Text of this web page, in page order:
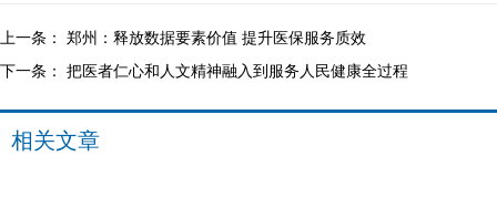
上一条： 郑州：释放数据要素价值 提升医保服务质效
下一条： 把医者仁心和人文精神融入到服务人民健康全过程
相关文章